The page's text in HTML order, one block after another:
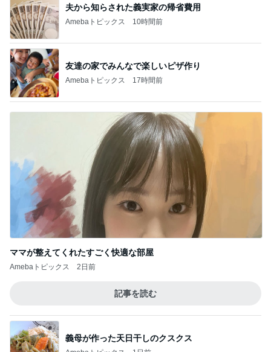
夫から知らされた義実家の帰省費用
Amebaトピックス 10時間前
友達の家でみんなで楽しいピザ作り
Amebaトピックス 17時間前
ママが整えてくれたすごく快適な部屋
Amebaトピックス 2日前
記事を読む
義母が作った天日干しのクスクス